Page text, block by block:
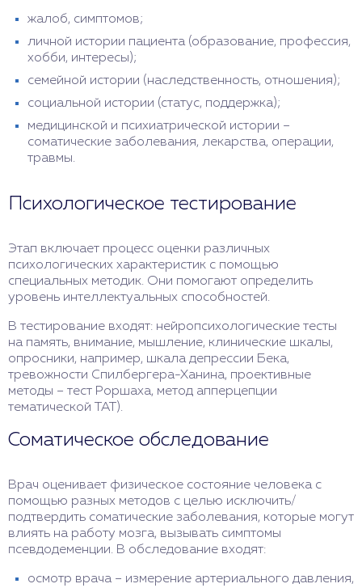
жалоб, симптомов;
личной истории пациента (образование, профессия,
хобби, интересы);
семейной истории (наследственность, отношения);
социальной истории (статус, поддержка);
медицинской и психиатрической истории –
соматические заболевания, лекарства, операции,
травмы.
Психологическое тестирование
Этап включает процесс оценки различных
психологических характеристик с помощью
специальных методик. Они помогают определить
уровень интеллектуальных способностей.
В тестирование входят: нейропсихологические тесты
на память, внимание, мышление, клинические шкалы,
опросники, например, шкала депрессии Бека,
тревожности Спилбергера-Ханина, проективные
методы – тест Роршаха, метод апперцепции
тематической ТАТ).
Соматическое обследование
Врач оценивает физическое состояние человека с
помощью разных методов с целью исключить/
подтвердить соматические заболевания, которые могут
влиять на работу мозга, вызывать симптомы
псевдодеменции. В обследование входят:
осмотр врача – измерение артериального давления,